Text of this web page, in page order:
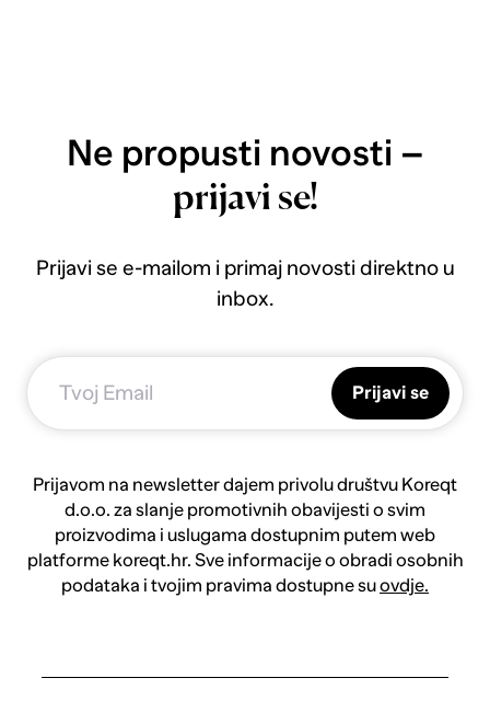
Ne propusti novosti –
prijavi se!
Prijavi se e-mailom i primaj novosti direktno u
inbox.
Prijavi se
Prijavom na newsletter dajem privolu društvu Koreqt
d.o.o. za slanje promotivnih obavijesti o svim
proizvodima i uslugama dostupnim putem web
platforme koreqt.hr. Sve informacije o obradi osobnih
podataka i tvojim pravima dostupne suovdje.